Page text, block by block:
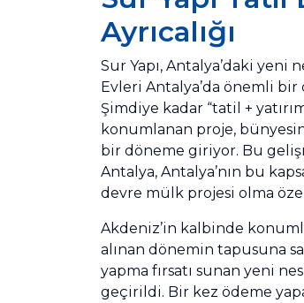
Ayrıcalığı
Sur Yapı, Antalya’daki yeni
Evleri Antalya’da önemli
Şimdiye kadar “tatil +
konumlanan proje,
bir döneme giriyor. Bu
Antalya, Antalya’nın bu
devre mülk projesi olma
Akdeniz’in kalbinde
alınan dönemin tapusuna
yapma fırsatı sunan yeni
geçirildi. Bir kez ödeme